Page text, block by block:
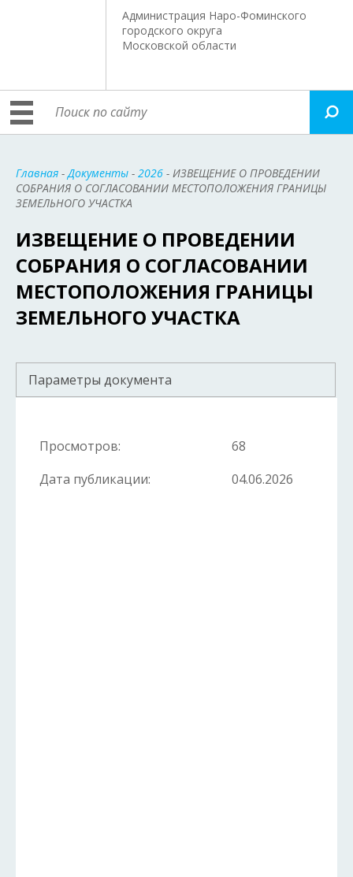
Администрация Наро-Фоминского
городского округа
Московской области
Главная -Документы - 2026 - ИЗВЕЩЕНИЕ О ПРОВЕДЕНИИ
СОБРАНИЯ О СОГЛАСОВАНИИ МЕСТОПОЛОЖЕНИЯ ГРАНИЦЫ
ЗЕМЕЛЬНОГО УЧАСТКА
ИЗВЕЩЕНИЕ О ПРОВЕДЕНИИ
СОБРАНИЯ О СОГЛАСОВАНИИ
МЕСТОПОЛОЖЕНИЯ ГРАНИЦЫ
ЗЕМЕЛЬНОГО УЧАСТКА
Параметры документа
Просмотров:
68
Дата публикации:
04.06.2026